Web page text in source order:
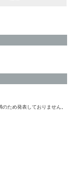
ため発表しておりません。